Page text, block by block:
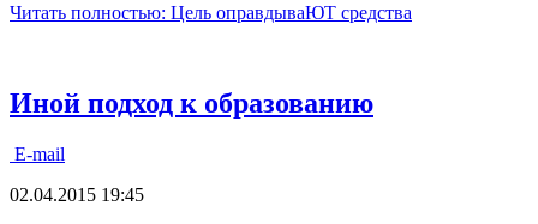
Читать полностью: Цель оправдываЮТ средства
Иной подход к образованию
E-mail
02.04.2015 19:45